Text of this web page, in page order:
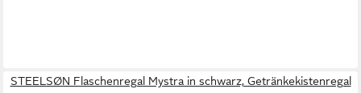
STEELSØN Flaschenregal Mystra in schwarz, Getränkekistenregal